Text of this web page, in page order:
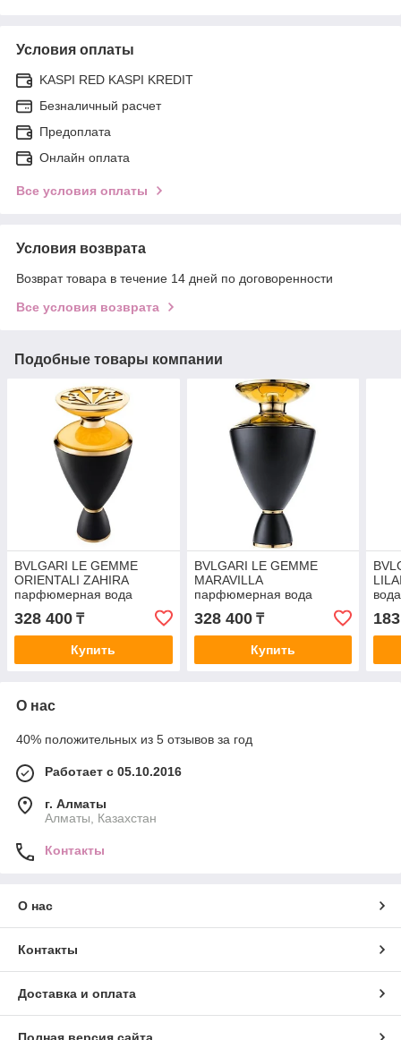
Условия оплаты
KASPI RED KASPI KREDIT
Безналичный расчет
Предоплата
Онлайн оплата
Все условия оплаты
Условия возврата
Возврат товара в течение 14 дней по договоренности
Все условия возврата
Подобные товары компании
BVLGARI LE GEMME
ORIENTALI ZAHIRA
парфюмерная вода
(женские) 100ml
328 400 ₸
Купить
BVLGARI LE GEMME
MARAVILLA
парфюмерная вода
(женские) 100ml
328 400₸
Купить
О нас
40% положительных из 5 отзывов за год
Работает с 05.10.2016
г. Алматы
Алматы, Казахстан
Контакты
О нас
Контакты
Доставка и оплата